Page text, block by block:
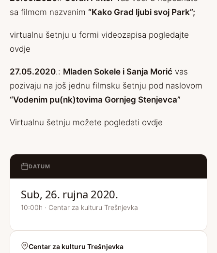
sa filmom nazvanim “Kako Grad ljubi svoj Park”;
virtualnu šetnju u formi videozapisa pogledajte
ovdje
27.05.2020.: Mladen Sokele i Sanja Morić vas
pozivaju na još jednu filmsku šetnju pod naslovom
“Vodenim pu(nk)tovima Gornjeg Stenjevca”
Virtualnu šetnju možete pogledati ovdje
DATUM
Sub, 26. rujna 2020.
10:00h · Centar za kulturu Trešnjevka
Centar za kulturu Trešnjevka